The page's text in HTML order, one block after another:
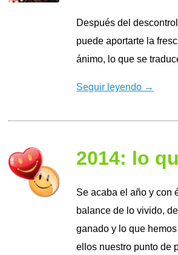
Después del
puede aportarte la
ánimo, lo que se
Seguir leyendo →
2014: lo
Se acaba el año y con
balance de lo vivido,
ganado y lo que
ellos nuestro punto de